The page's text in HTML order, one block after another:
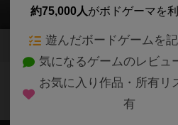
2
ウノ 僕のヒーローアカ
約75,000人がボドゲーマを利
遊んだボードゲームを
気になるゲームのレビュ
お気に入り作品・所有リ
有